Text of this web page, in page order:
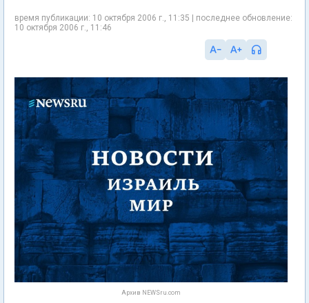
время публикации: 10 октября 2006 г., 11:35 | последнее обновление:
10 октября 2006 г., 11:46
Архив NEWSru.com